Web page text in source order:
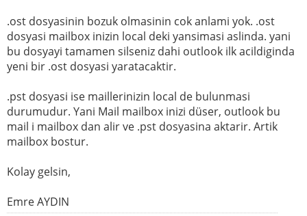
.ost dosyasinin bozuk olmasinin cok anlami yok. .ost
dosyasi mailbox inizin local deki yansimasi aslinda. yani
bu dosyayi tamamen silseniz dahi outlook ilk acildiginda
yeni bir .ost dosyasi yaratacaktir.
.pst dosyasi ise maillerinizin local de bulunmasi
durumudur. Yani Mail mailbox inizi düser, outlook bu
mail i mailbox dan alir ve .pst dosyasina aktarir. Artik
mailbox bostur.
Kolay gelsin,
Emre AYDIN